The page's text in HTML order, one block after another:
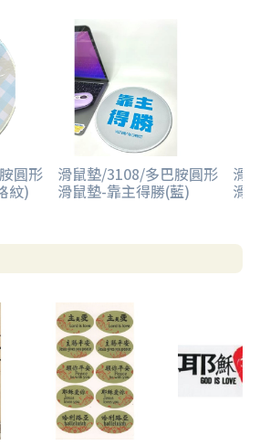
圓形
紋)
滑鼠墊/3108/多巴胺圓形
滑鼠墊-靠主得勝(藍)
滑
滑